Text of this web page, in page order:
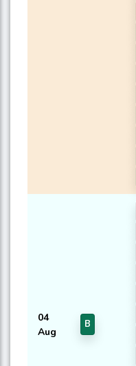
04
Aug
B